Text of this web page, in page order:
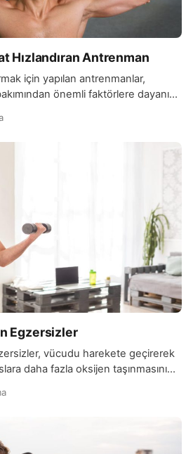
Hızlandıran Antrenman
için yapılan antrenmanlar,
önemli faktörlere dayanır.
iyileşme sürecine girmelerini
kas liflerinin güçlenmesi ve
Yüksek ağırlıklarla yapılan düşük
liflerini daha fazla zorlar ve
Aynı […]
Egzersizler
vücudu harekete geçirerek
daha fazla oksijen taşınmasını
tekrar aktif hâle gelmesine
ısınma egzersizleri kasların
aktiviteler arasında yer alır.